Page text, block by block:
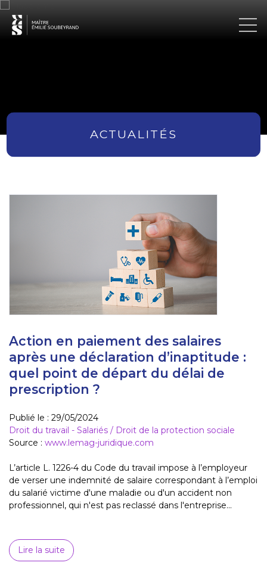
ACTUALITÉS
Action en paiement des salaires
après une déclaration d’inaptitude :
quel point de départ du délai de
prescription ?
Publié le : 29/05/2024
Droit du travail - Salariés / Droit de la protection sociale
Source : www.lemag-juridique.com
L’article L. 1226-4 du Code du travail impose à l’employeur
de verser une indemnité de salaire correspondant à l’emploi
du salarié victime d'une maladie ou d'un accident non
professionnel, qui n'est pas reclassé dans l'entreprise...
Lire la suite